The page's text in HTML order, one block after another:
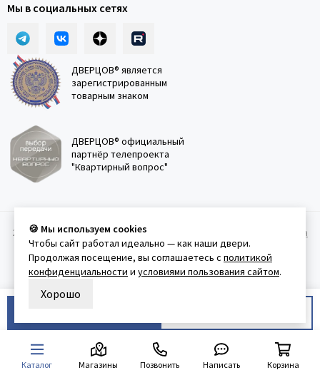
Мы в социальных сетях
ДВЕРЦОВ® является
зарегистрированным
товарным знаком
ДВЕРЦОВ® официальный
партнёр телепроекта
"Квартирный вопрос"
2011-2026 © Дверцов. Карта сайта
Политика
конфеденциальности Условия использования сайта
Каталог Магазины Позвонить Написать Корзина
🍪 Мы используем cookies
Чтобы сайт работал идеально — как наши двери.
Продолжая посещение, вы соглашаетесь с политикой
конфиденциальности и условиями пользования сайтом.
Хорошо